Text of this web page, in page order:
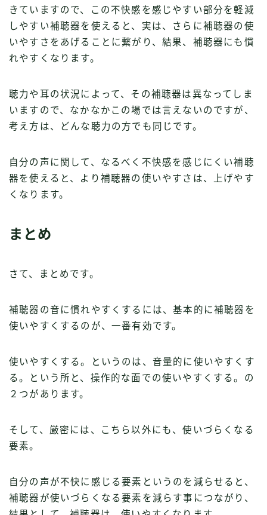
きていますので、この不快感を感じやすい部分を軽減
しやすい補聴器を使えると、実は、さらに補聴器の使
いやすさをあげることに繋がり、結果、補聴器にも慣
れやすくなります。
聴力や耳の状況によって、その補聴器は異なってしま
いますので、なかなかこの場では言えないのですが、
考え方は、どんな聴力の方でも同じです。
自分の声に関して、なるべく不快感を感じにくい補聴
器を使えると、より補聴器の使いやすさは、上げやす
くなります。
まとめ
さて、まとめです。
補聴器の音に慣れやすくするには、基本的に補聴器を
使いやすくするのが、一番有効です。
使いやすくする。というのは、音量的に使いやすくす
る。という所と、操作的な面での使いやすくする。の
２つがあります。
そして、厳密には、こちら以外にも、使いづらくなる
要素。
自分の声が不快に感じる要素というのを減らせると、
補聴器が使いづらくなる要素を減らす事につながり、